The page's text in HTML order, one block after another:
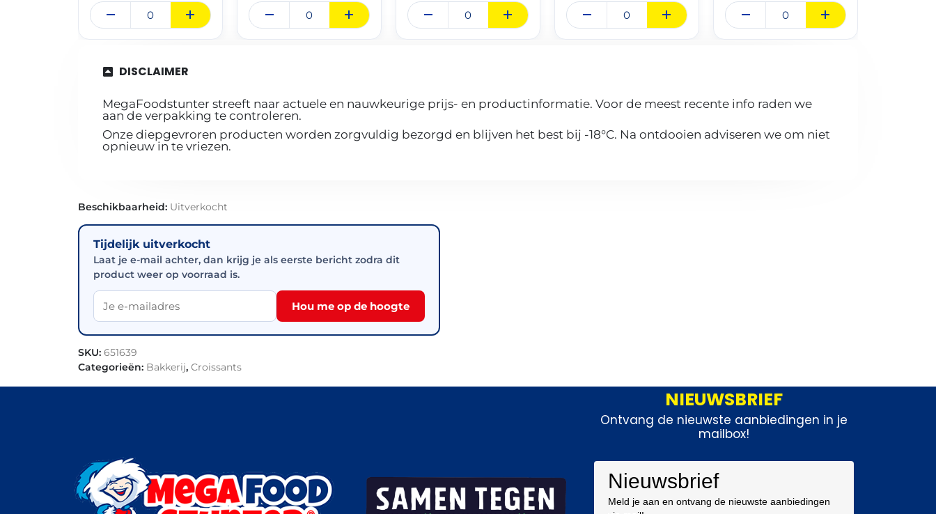
DISCLAIMER
MegaFoodstunter streeft naar actuele en nauwkeurige prijs- en productinformatie. Voor de meest recente info raden we
aan de verpakking te controleren.
Onze diepgevroren producten worden zorgvuldig bezorgd en blijven het best bij -18°C. Na ontdooien adviseren we om niet
opnieuw in te vriezen.
Beschikbaarheid: Uitverkocht
Tijdelijk uitverkocht
Laat je e-mail achter, dan krijg je als eerste bericht zodra dit
product weer op voorraad is.
Hou me op de hoogte
SKU: 651639
Categorieën: Bakkerij, Croissants
NIEUWSBRIEF
Ontvang de nieuwste aanbiedingen in je
mailbox!
Nieuwsbrief
Meld je aan en ontvang de nieuwste aanbiedingen